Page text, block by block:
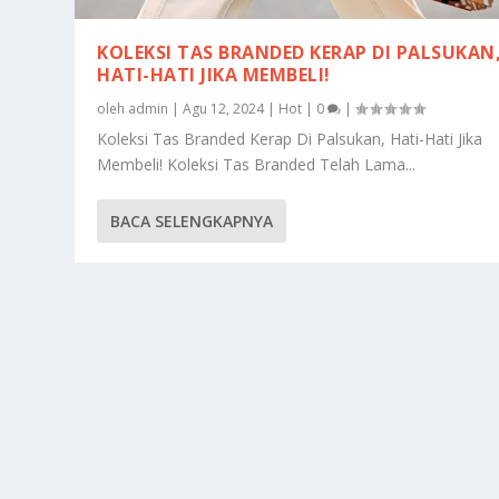
KOLEKSI TAS BRANDED KERAP DI
HATI-HATI JIKA MEMBELI!
oleh admin |Agu 12, 2024| Hot | 0 |
Koleksi Tas Branded Kerap Di Palsukan, Hati-Hati Jika
Membeli! Koleksi Tas Branded Telah Lama...
BACA SELENGKAPNYA